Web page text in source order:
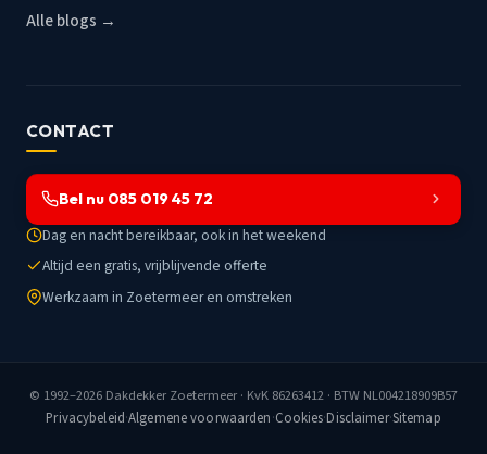
Alle blogs →
CONTACT
Bel nu 085 019 45 72
Dag en nacht bereikbaar, ook in het weekend
Altijd een gratis, vrijblijvende offerte
Werkzaam in Zoetermeer en omstreken
© 1992–2026 Dakdekker Zoetermeer · KvK 86263412 · BTW NL004218909B57
Privacybeleid·Algemene voorwaarden·Cookies·Disclaimer·Sitemap